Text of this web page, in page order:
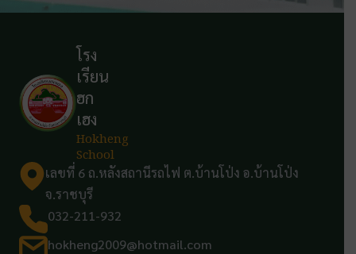
โรง
เรียน
ฮก
เฮง
Hokheng
School
เลขที่ 6 ถ.หลังสถานีรถไฟ ต.บ้านโป่ง อ.บ้านโป่ง
จ.ราชบุรี
032-211-932
hokheng2009@hotmail.com